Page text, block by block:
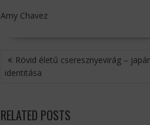
Amy Chavez
BEJEGYZÉS
NAVIGÁCIÓ
Rövid életű cseresznyevirág –
identitása
RELATED POSTS